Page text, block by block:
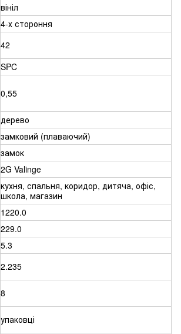
вініл
4-х стороння
42
SPC
0,55
дерево
замковий (плаваючий)
замок
2G Valinge
кухня, спальня, коридор, дитяча, офіс,
школа, магазин
1220.0
229.0
5.3
2.235
8
упаковці